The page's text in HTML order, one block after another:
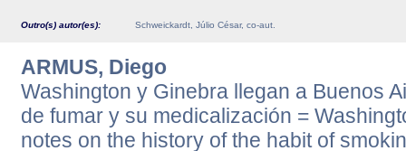
Outro(s) autor(es): Schweickardt, Júlio César, co-aut.
ARMUS, Diego
Washington y Ginebra llegan a Buenos
de fumar y su medicalización =
notes on the history of the habit of